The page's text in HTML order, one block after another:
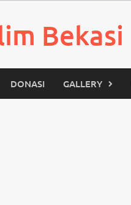
Bekasi
DONASI GALLERY